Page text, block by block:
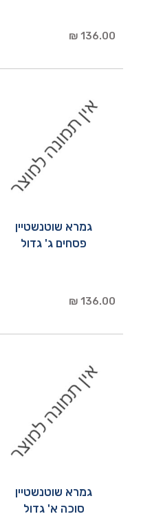
136.00 ₪
גמרא שוטנשטיין
פסחים ג' גדול
136.00 ₪
גמרא שוטנשטיין
סוכה א' גדול